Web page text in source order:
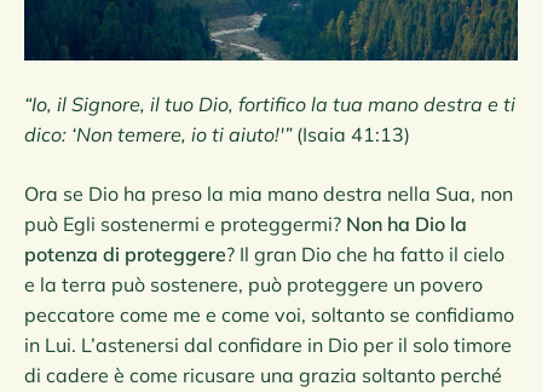
“Io, il Signore, il tuo Dio, fortifico la tua mano destra e ti
dico: ‘Non temere, io ti aiuto!'”(Isaia 41:13)
Ora se Dio ha preso la mia mano destra nella Sua, non
può Egli sostenermi e proteggermi? Non ha Dio la
potenza di proteggere? Il gran Dio che ha fatto il cielo
e la terra può sostenere, può proteggere un povero
peccatore come me e come voi, soltanto se confidiamo
in Lui. L’astenersi dal confidare in Dio per il solo timore
di cadere è come ricusare una grazia soltanto perché